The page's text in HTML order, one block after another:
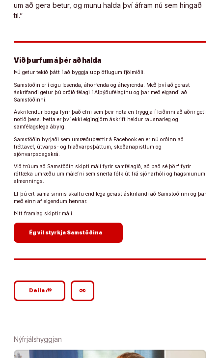
um að gera betur, og munu halda því áfram nú sem hingað
til.”
Við þurfum á þér að halda
Þú getur tekið þátt í að byggja upp öflugum fjölmiðli.
Samstöðin er í eigu lesenda, áhorfenda og áheyrenda. Með því að gerast
áskrifandi getur þú orðið félagi í Alþýðufélaginu og þar með eigandi að
Samstöðinni.
Áskrifendur borga fyrir það efni sem þeir nota en tryggja í leiðinni að aðrir geti
notið þess. Þetta er því ekki eigingjörn áskrift heldur rausnarleg og
samfélagslega ábyrg.
Samstöðin byrjaði sem umræðuþættir á Facebook en er nú orðinn að
fréttavef, útvarps- og hlaðvarpsþáttum, skoðanapistlum og
sjónvarpsdagskrá.
Við trúum að Samstöðin skipti máli fyrir samfélagið, að það sé þörf fyrir
róttæka umræðu um málefni sem snerta fólk út frá sjónarhóli og hagsmunum
almennings.
Ef þú ert sama sinnis skaltu endilega gerast áskrifandi að Samstöðinni og þar
með einn af eigendum hennar.
Þitt framlag skiptir máli.
Ég vil styrkja Samstöðina
Deilagoogle_plus_reshare link
Nýfrjálshyggjan